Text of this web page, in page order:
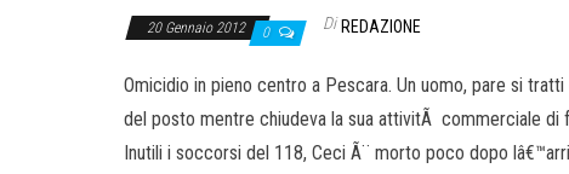
20 Gennaio 2012 0 Di REDAZIONE
Omicidio in pieno centro a Pescara. Un uomo, pare si
del posto mentre chiudeva la sua attivitÃ commerciale di
Inutili i soccorsi del 118, Ceci Ã¨ morto poco dopo